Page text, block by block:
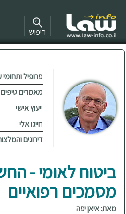
חיפוש
פרופיל ותחומי
מאמרים
ייעוץ אישי
חייגו אלי
דירוגים
ביטוח לאומי -
מסמכים רפואיים
מאת: איאן יפה